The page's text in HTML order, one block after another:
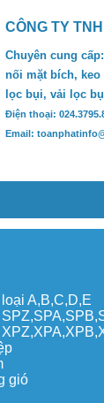
CÔNG TY
Chuyên cung
nối mặt bích,
lọc bụi, vải lọc
Điện thoại:
Email:
A,B,C,D,E
gió